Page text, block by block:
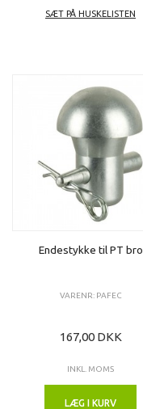
SÆT PÅ HUSKELISTEN
Endestykke til PT bro
VARENR: PAFEC
167,00 DKK
INKL. MOMS
LÆG I KURV